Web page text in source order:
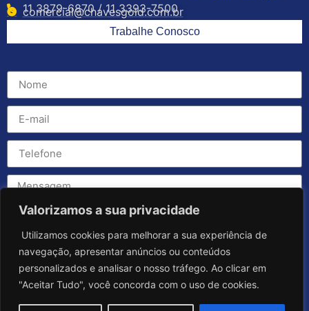
Valorizamos a sua privacidade
Utilizamos cookies para melhorar a sua experiência de
navegação, apresentar anúncios ou conteúdos
personalizados e analisar o nosso tráfego. Ao clicar em
"Aceitar Tudo", você concorda com o uso de cookies.
11 3879-6870 / 11 3393-7500
comercial@chavesgold.com.br
Trabalhe Conosco